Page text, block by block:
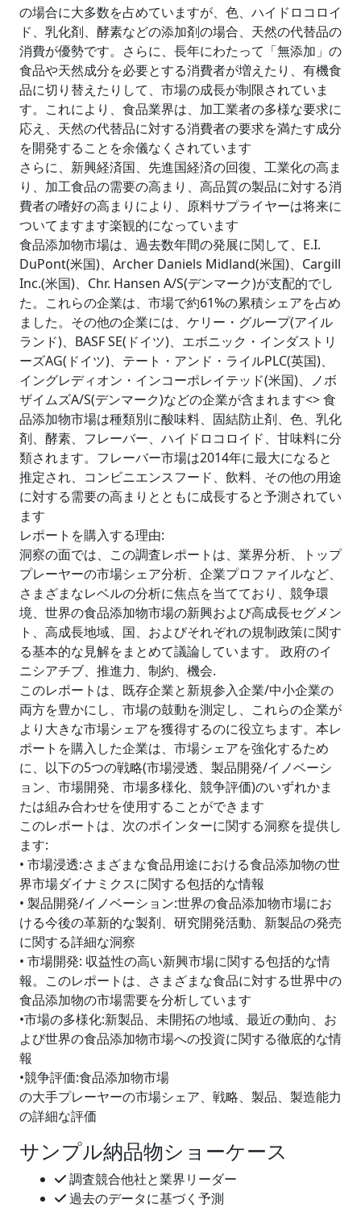
の場合に大多数を占めていますが、色、ハイドロコロイ
ド、乳化剤、酵素などの添加剤の場合、天然の代替品の
消費が優勢です。さらに、長年にわたって「無添加」の
食品や天然成分を必要とする消費者が増えたり、有機食
品に切り替えたりして、市場の成長が制限されていま
す。これにより、食品業界は、加工業者の多様な要求に
応え、天然の代替品に対する消費者の要求を満たす成分
を開発することを余儀なくされています
さらに、新興経済国、先進国経済の回復、工業化の高ま
り、加工食品の需要の高まり、高品質の製品に対する消
費者の嗜好の高まりにより、原料サプライヤーは将来に
ついてますます楽観的になっています
食品添加物市場は、過去数年間の発展に関して、E.I.
DuPont(米国)、Archer Daniels Midland(米国)、Cargill
Inc.(米国)、Chr. Hansen A/S(デンマーク)が支配的でし
た。これらの企業は、市場で約61%の累積シェアを占め
ました。その他の企業には、ケリー・グループ(アイル
ランド)、BASF SE(ドイツ)、エボニック・インダストリ
ーズAG(ドイツ)、テート・アンド・ライルPLC(英国)、
イングレディオン・インコーポレイテッド(米国)、ノボ
ザイムズA/S(デンマーク)などの企業が含まれます<> 食
品添加物市場は種類別に酸味料、固結防止剤、色、乳化
剤、酵素、フレーバー、ハイドロコロイド、甘味料に分
類されます。フレーバー市場は2014年に最大になると
推定され、コンビニエンスフード、飲料、その他の用途
に対する需要の高まりとともに成長すると予測されてい
ます
レポートを購入する理由:
洞察の面では、この調査レポートは、業界分析、トップ
プレーヤーの市場シェア分析、企業プロファイルなど、
さまざまなレベルの分析に焦点を当てており、競争環
境、世界の食品添加物市場の新興および高成長セグメン
ト、高成長地域、国、およびそれぞれの規制政策に関す
る基本的な見解をまとめて議論しています。 政府のイ
ニシアチブ、推進力、制約、機会.
このレポートは、既存企業と新規参入企業/中小企業の
両方を豊かにし、市場の鼓動を測定し、これらの企業が
より大きな市場シェアを獲得するのに役立ちます。本レ
ポートを購入した企業は、市場シェアを強化するため
に、以下の5つの戦略(市場浸透、製品開発/イノベーシ
ョン、市場開発、市場多様化、競争評価)のいずれかま
たは組み合わせを使用することができます
このレポートは、次のポインターに関する洞察を提供し
ます:
• 市場浸透:さまざまな食品用途における食品添加物の世
界市場ダイナミクスに関する包括的な情報
• 製品開発/イノベーション:世界の食品添加物市場にお
ける今後の革新的な製剤、研究開発活動、新製品の発売
に関する詳細な洞察
• 市場開発: 収益性の高い新興市場に関する包括的な情
報。このレポートは、さまざまな食品に対する世界中の
食品添加物の市場需要を分析しています
•市場の多様化:新製品、未開拓の地域、最近の動向、お
よび世界の食品添加物市場への投資に関する徹底的な情
報
•競争評価:食品添加物市場
の大手プレーヤーの市場シェア、戦略、製品、製造能力
の詳細な評価
サンプル納品物ショーケース
調査競合他社と業界リーダー
過去のデータに基づく予測